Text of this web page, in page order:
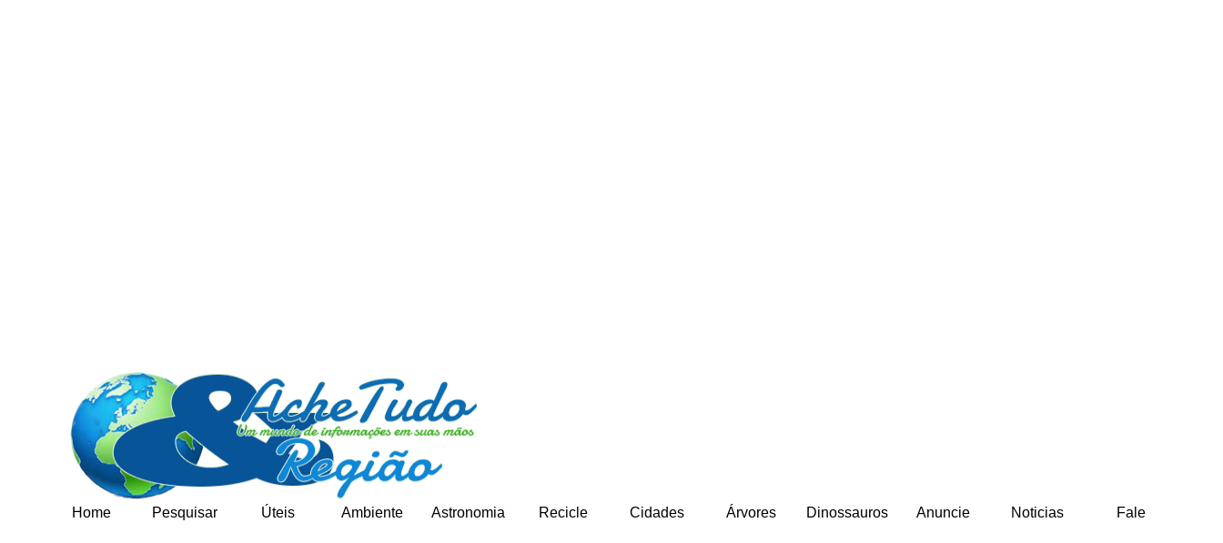
Home Pesquisar Úteis Ambiente Astronomia Recicle Cidades Árvores Dinossauros Anuncie Noticias Fale